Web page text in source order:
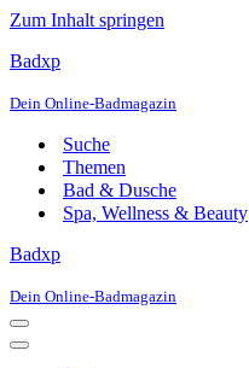
Zum Inhalt springen
Badxp
Dein Online-Badmagazin
Suche
Themen
Bad & Dusche
Spa, Wellness & Beauty
Badxp
Dein Online-Badmagazin
Navigationsmenü
Navigationsmenü